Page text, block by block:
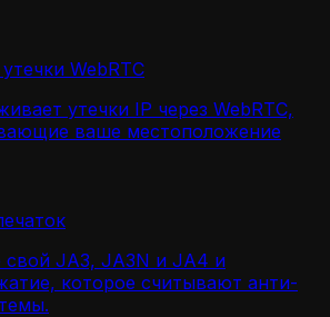
WebRTC
утечки IP через WebRTC,
ваше местоположение
свой JA3, JA3N и JA4 и
которое считывают анти-